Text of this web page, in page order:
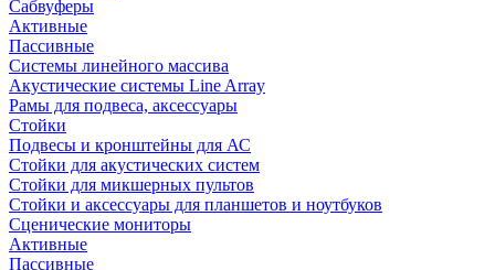
Сабвуферы
Активные
Пассивные
Системы линейного массива
Акустические системы Line Array
Рамы для подвеса, аксессуары
Стойки
Подвесы и кронштейны для АС
Стойки для акустических систем
Стойки для микшерных пультов
Стойки и аксессуары для планшетов и ноутбуков
Сценические мониторы
Активные
Пассивные